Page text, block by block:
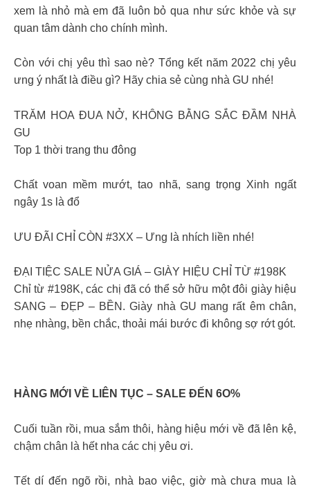
xem là nhỏ mà em đã luôn bỏ qua như sức khỏe và sự
quan tâm dành cho chính mình.
Còn với chị yêu thì sao nè? Tổng kết năm 2022 chị yêu
ưng ý nhất là điều gì? Hãy chia sẻ cùng nhà GU nhé!
TRĂM HOA ĐUA NỞ, KHÔNG BẰNG SẮC ĐẦM NHÀ
GU
Top 1 thời trang thu đông
Chất voan mềm mướt, tao nhã, sang trọng Xinh ngất
ngây 1s là đổ
ƯU ĐÃI CHỈ CÒN #3XX – Ưng là nhích liền nhé!
ĐẠI TIỆC SALE NỬA GIÁ – GIÀY HIỆU CHỈ TỪ #198K
Chỉ từ #198K, các chị đã có thể sở hữu một đôi giày hiệu
SANG – ĐẸP – BỀN. Giày nhà GU mang rất êm chân,
nhẹ nhàng, bền chắc, thoải mái bước đi không sợ rớt gót.
HÀNG MỚI VỀ LIÊN TỤC – SALE ĐẾN 6O%
Cuối tuần rồi, mua sắm thôi, hàng hiệu mới về đã lên kệ,
chậm chân là hết nha các chị yêu ơi.
Tết dí đến ngõ rồi, nhà bao việc, giờ mà chưa mua là